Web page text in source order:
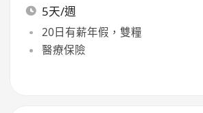
5天/週
20日有薪年假，雙糧
醫療保險